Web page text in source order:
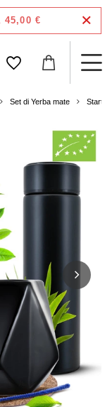
45,00 €
Set di Yerba mate Starter